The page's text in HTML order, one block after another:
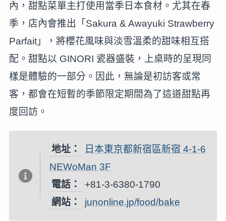
內，甜點菜單主打使用當季日本食材。尤其在春
季，店內會推出「Sakura & Awayuki Strawberry
Parfait」，將櫻花風味與淡雪溫柔的甜味相互搭
配。甜點以 GINORI 瓷器盛裝，上桌時的呈現同
樣是體驗的一部分。因此，無論是初訪客或常
客，都會在短暫的季節限定期間為了這道甜點再
度回訪。
地址：
日本東京都新宿區新宿 4-1-6
NEWoMan 3F
電話：
+81-3-6380-1790
網站：
junonline.jp/food/bake